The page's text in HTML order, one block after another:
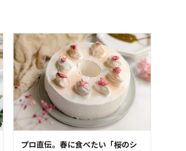
プロ直伝。春に食べたい「桜のシ